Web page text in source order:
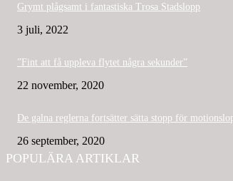
Grymt plågsamt i fantastiska Trosa Stadslopp
3 juli, 2022
”Fint att få uppleva flytet några sekunder”
22 november, 2020
De galna reglerna fortsätter sätta stopp för
26 september, 2020
POPULÄRA ARTIKLAR